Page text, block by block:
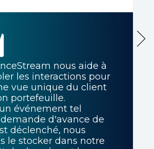
nous aide à
les interactions pour
vue unique du client
portefeuille.
événement tel
d'avance de
déclenché, nous
le stocker dans notre